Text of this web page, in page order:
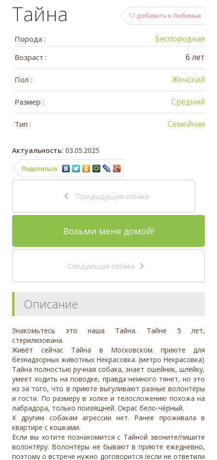
добавить в Любимые
Тайна
Порода : Беспородная
Возраст : 6 лет
Пол : Женский
Размер : Средний
Тип : Семейная
Актуальность: 03.05.2025
Поделиться
Предыдущая собака
Возьми меня домой!
Следующая собака
Описание
Знакомьтесь это наша Тайна. Тайне 5 лет,
стерилизована.
Живёт сейчас Тайна в Московском приюте для
безнадзорных животных Некрасовка. (метро Некрасовка)
Тайна полностью ручная собака, знает ошейник, шлейку,
умеет ходить на поводке, правда немного тянет, но это
из за того, что в приюте выгуливают разные волонтёры
и гости. По размеру в холке и телосложению похожа на
лабрадора, только поизящней. Окрас бело-чёрный.
К другим собакам агрессии нет. Ранее проживала в
квартире с кошками.
Если вы хотите познакомится с Тайной звоните/пишите
волонтёру. Волонтёры не бывают в приюте ежедневно,
поэтому о встрече нужно договорится (если не ответили